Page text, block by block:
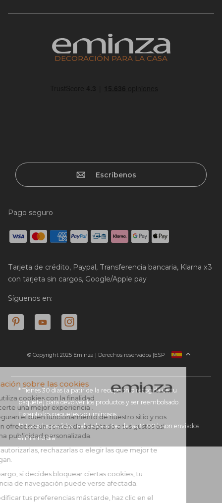
DECORACIÓN PARA LA CASA
Escríbenos
Pago seguro
Tarjeta de crédito, Paypal, Transferencia bancaria, Klarna x3
con tarjeta sin cargos, Google/Apple pay
Síguenos en:
© Copyright 2025 Eminza | Derechos reservados |
FRANCIA
ALEMANIA
PAÍSES BAJOS
SUIZA
DANMARK
ESP
* Tienes 30 días (a patir de la recepción o recogida de tu
paquete) para devolver los productos y ser reembolsado.
Excepto los paquetes voluminosos
** Todos los pedidos realizados antes de las 14:00 h son enviados
el mismo día